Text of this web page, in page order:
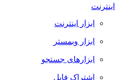
اینترنت
ابزار اینترنت
ابزار وبمستر
ابزارهای جستجو
اشتراک فایل